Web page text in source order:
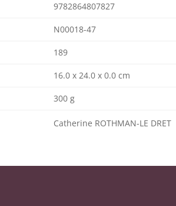
9782864807827
N00018-47
189
16.0 x 24.0 x 0.0 cm
300 g
Catherine ROTHMAN-LE DRET